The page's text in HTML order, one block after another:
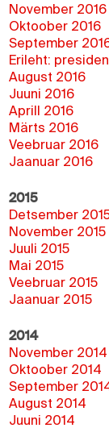
November 2016
Oktoober 2016
September
Erileht:
August 2016
Juuni 2016
Aprill 2016
Märts 2016
Veebruar 2016
Jaanuar 2016
2015
Detsember
November 2015
Juuli 2015
Mai 2015
Veebruar 2015
Jaanuar 2015
2014
November 2014
Oktoober 2014
September
August 2014
Juuni 2014